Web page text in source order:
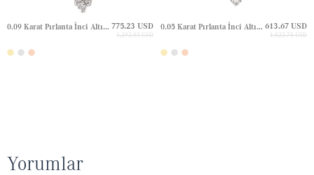
0.09 Karat Pırlanta İnci Altın Kolye 775.23 USD
1,292.05 USD
0.05 Karat Pırlanta İnci Altın Kolye 613.67 USD
1,022.78 USD
Yorumlar